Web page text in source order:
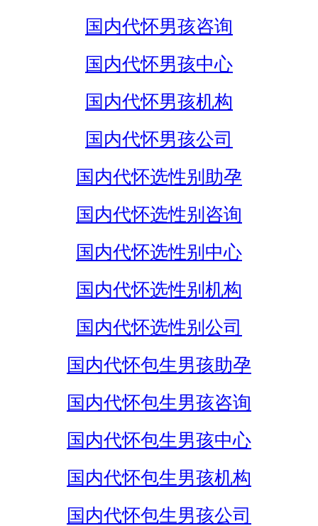
国内代怀男孩咨询
国内代怀男孩中心
国内代怀男孩机构
国内代怀男孩公司
国内代怀选性别助孕
国内代怀选性别咨询
国内代怀选性别中心
国内代怀选性别机构
国内代怀选性别公司
国内代怀包生男孩助孕
国内代怀包生男孩咨询
国内代怀包生男孩中心
国内代怀包生男孩机构
国内代怀包生男孩公司